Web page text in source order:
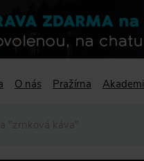
O nás Pražírna